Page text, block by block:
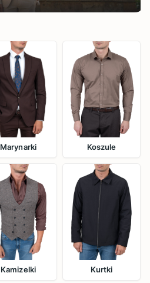
Marynarki Koszule
Kamizelki Kurtki